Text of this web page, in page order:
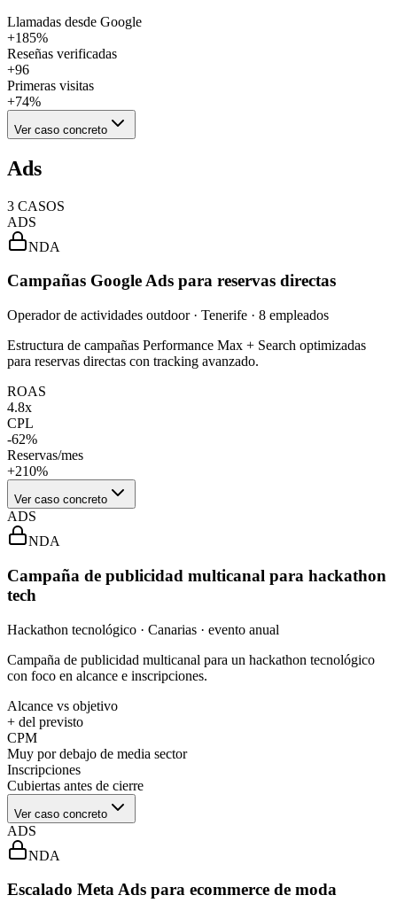
Llamadas desde Google
+185%
Reseñas verificadas
+96
Primeras visitas
+74%
Ver caso concreto
Ads
3 CASOS
ADS
NDA
Campañas Google Ads para reservas directas
Operador de actividades outdoor · Tenerife · 8 empleados
Estructura de campañas Performance Max + Search optimizadas
para reservas directas con tracking avanzado.
ROAS
4.8x
CPL
-62%
Reservas/mes
+210%
Ver caso concreto
ADS
NDA
Campaña de publicidad multicanal para hackathon
tech
Hackathon tecnológico · Canarias · evento anual
Campaña de publicidad multicanal para un hackathon tecnológico
con foco en alcance e inscripciones.
Alcance vs objetivo
+ del previsto
CPM
Muy por debajo de media sector
Inscripciones
Cubiertas antes de cierre
Ver caso concreto
ADS
NDA
Escalado Meta Ads para ecommerce de moda